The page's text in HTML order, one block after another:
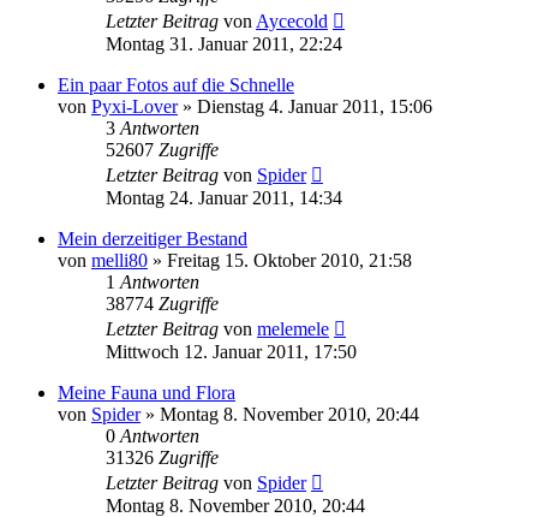
Letzter Beitrag von Aycecold
Montag 31. Januar 2011, 22:24
Ein paar Fotos auf die Schnelle
von Pyxi-Lover» Dienstag 4. Januar 2011, 15:06
3 Antworten
52607 Zugriffe
Letzter Beitrag von Spider
Montag 24. Januar 2011, 14:34
Mein derzeitiger Bestand
von melli80 » Freitag 15. Oktober 2010, 21:58
1 Antworten
38774 Zugriffe
Letzter Beitrag von melemele
Mittwoch 12. Januar 2011, 17:50
Meine Fauna und Flora
von Spider» Montag 8. November 2010, 20:44
0 Antworten
31326 Zugriffe
Letzter Beitrag von Spider
Montag 8. November 2010, 20:44